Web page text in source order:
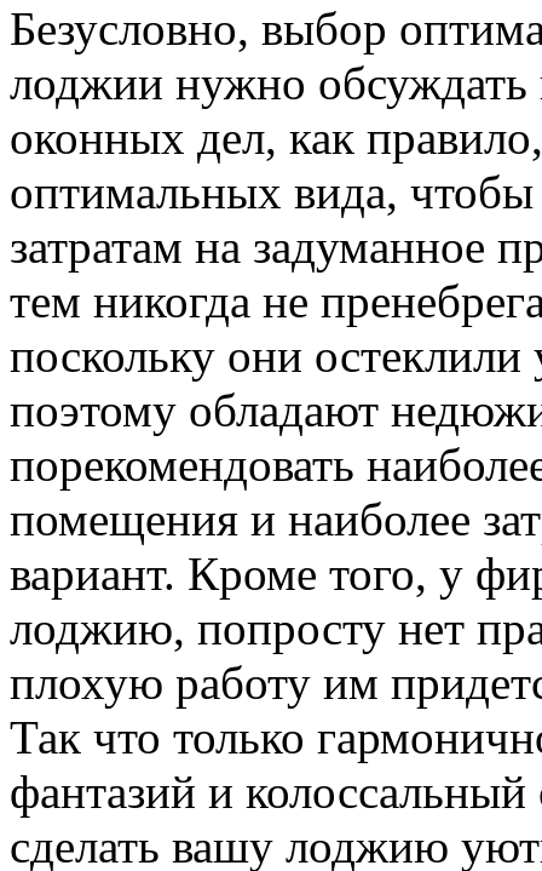
Безусловно, выбор
лоджии нужно обсуждать
оконных дел, как
оптимальных вида,
затратам на задуманное
тем никогда не
поскольку они
поэтому обладают
порекомендовать
помещения и наиболее
вариант. Кроме того, у
лоджию, попросту нет
плохую работу им
Так что только
фантазий и
сделать вашу лоджию